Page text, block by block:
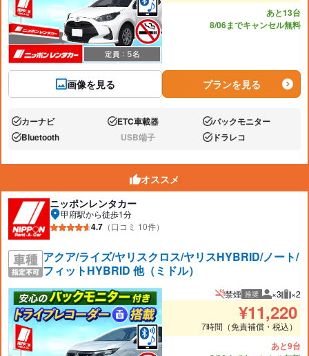
画像を見る
あと13台
8/06までキャンセル無料
プランを見る
あり:カーナビ あり:ETC車載器 あり:バックモニター
あり:Bluetooth なし:USB端子 あり:ドラレコ
オススメ
ニッポンレンタカー
甲府駅から徒歩1分
4.7 （口コミ 10件）
アクア/ライズ/ヤリスクロス/ヤリスHYBRID/ノート/
フィットHYBRID 他（ミドル）
禁煙 推奨 推奨人数
×3 推奨
×2
¥11,220
7時間（免責補償・税込）
あと9台